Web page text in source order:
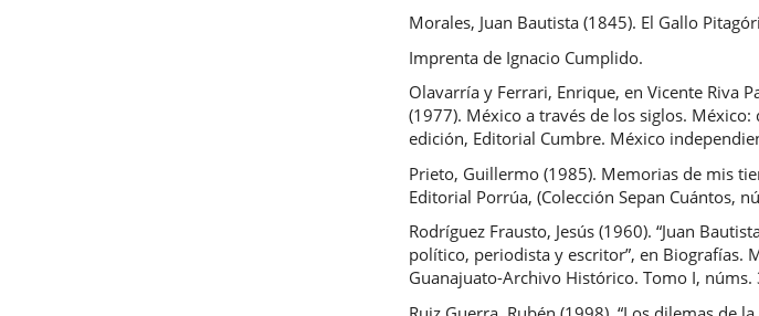
Morales, Juan Bautista (1845). El Gallo
Imprenta de Ignacio Cumplido.
Olavarría y Ferrari, Enrique, en Vicente Riva
(1977). México a través de los siglos.
edición, Editorial Cumbre. México
Prieto, Guillermo (1985). Memorias de mis
Editorial Porrúa, (Colección Sepan Cuántos,
Rodríguez Frausto, Jesús (1960). “Juan
político, periodista y escritor”, en Biografías.
Guanajuato-Archivo Histórico. Tomo I, núms.